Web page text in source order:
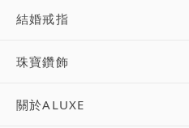
結婚戒指
珠寶鑽飾
關於ALUXE